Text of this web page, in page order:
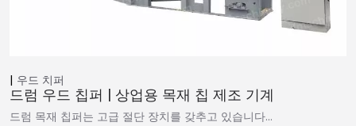
우드 치퍼
드럼 우드 칩퍼 | 상업용 목재 칩 제조 기계
드럼 목재 칩퍼는 고급 절단 장치를 갖추고 있습니다…